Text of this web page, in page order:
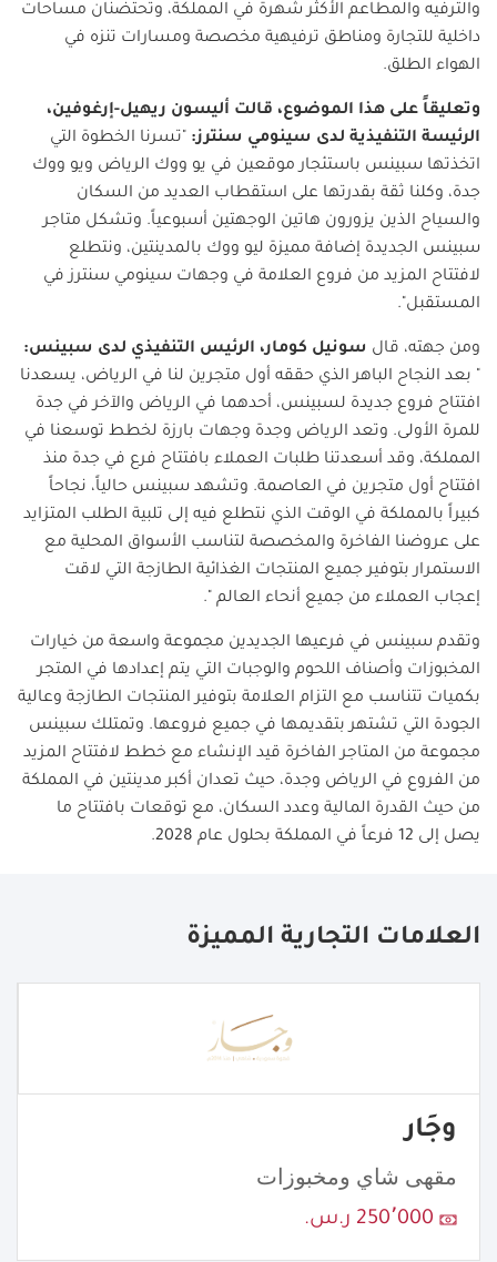
والترفيه والمطاعم الأكثر شهرة في المملكة، وتحتضنان مساحات
داخلية للتجارة ومناطق ترفيهية مخصصة ومسارات تنزه في
الهواء الطلق.
وتعليقاً على هذا الموضوع، قالت أليسون ريهيل-إرغوفين،
الرئيسة التنفيذية لدى سينومي سنترز: "تسرنا الخطوة التي
اتخذتها سبينس باستئجار موقعين في يو ووك الرياض ويو ووك
جدة، وكلنا ثقة بقدرتها على استقطاب العديد من السكان
والسياح الذين يزورون هاتين الوجهتين أسبوعياً. وتشكل متاجر
سبينس الجديدة إضافة مميزة ليو ووك بالمدينتين، ونتطلع
لافتتاح المزيد من فروع العلامة في وجهات سينومي سنترز في
المستقبل".
ومن جهته، قال سونيل كومار، الرئيس التنفيذي لدى سبينس:
" بعد النجاح الباهر الذي حققه أول متجرين لنا في الرياض، يسعدنا
افتتاح فروع جديدة لسبينس، أحدهما في الرياض والآخر في جدة
للمرة الأولى. وتعد الرياض وجدة وجهات بارزة لخطط توسعنا في
المملكة، وقد أسعدتنا طلبات العملاء بافتتاح فرع في جدة منذ
افتتاح أول متجرين في العاصمة. وتشهد سبينس حالياً، نجاحاً
كبيراً بالمملكة في الوقت الذي نتطلع فيه إلى تلبية الطلب المتزايد
على عروضنا الفاخرة والمخصصة لتناسب الأسواق المحلية مع
الاستمرار بتوفير جميع المنتجات الغذائية الطازجة التي لاقت
إعجاب العملاء من جميع أنحاء العالم ".
وتقدم سبينس في فرعيها الجديدين مجموعة واسعة من خيارات
المخبوزات وأصناف اللحوم والوجبات التي يتم إعدادها في المتجر
بكميات تتناسب مع التزام العلامة بتوفير المنتجات الطازجة وعالية
الجودة التي تشتهر بتقديمها في جميع فروعها. وتمتلك سبينس
مجموعة من المتاجر الفاخرة قيد الإنشاء مع خطط لافتتاح المزيد
من الفروع في الرياض وجدة، حيث تعدان أكبر مدينتين في المملكة
من حيث القدرة المالية وعدد السكان، مع توقعات بافتتاح ما
يصل إلى 12 فرعاً في المملكة بحلول عام 2028.
العلامات التجارية المميزة
وجَار
مقهى شاي ومخبوزات
250٬000 ر.س.